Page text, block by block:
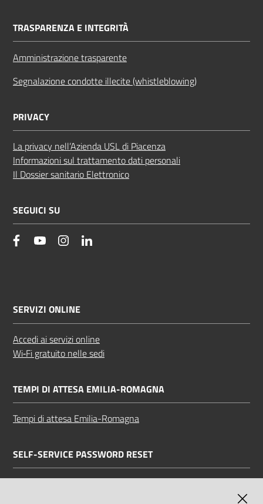
TRASPARENZA E INTEGRITÀ
Amministrazione trasparente
Segnalazione condotte illecite (whistleblowing)
PRIVACY
La privacy nell’Azienda USL di Piacenza
Informazioni sul trattamento dati personali
Il Dossier sanitario Elettronico
SEGUICI SU
facebookYouTube Instagram
SERVIZI ONLINE
Accedi ai servizi online
Wi‑Fi gratuito nelle sedi
TEMPI DI ATTESA EMILIA-ROMAGNA
Tempi di attesa Emilia-Romagna
SELF-SERVICE PASSWORD RESET